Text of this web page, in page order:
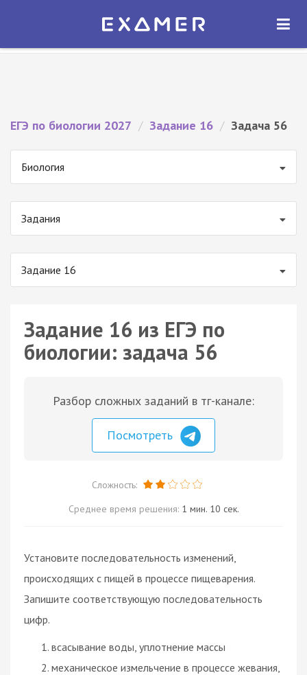
Экзамер — ЕГЭ 2027
ОТКРЫТЬ
ЕГЭ по биологии 2027 / Задание 16 / Задача 56
Биология
Задания
Задание 16
Задание 16 из ЕГЭ по
биологии: задача 56
Разбор сложных заданий в тг-канале:
Посмотреть
Сложность:
Среднее время решения: 1 мин. 10 сек.
Установите последовательность изменений,
происходящих с пищей в процессе пищеварения.
Запишите соответствующую последовательность
цифр.
всасывание воды, уплотнение массы
механическое измельчение в процессе жевания,